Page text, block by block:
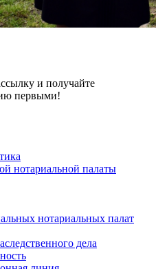
и получайте
первыми!
нотариальной палаты
нотариальных палат
дела